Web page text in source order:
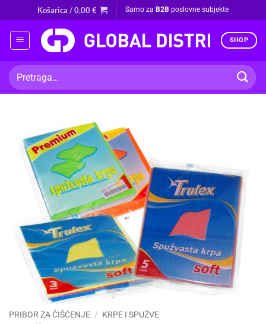
to
content
Košarica /0,00€ Samo za B2B poslovne subjekte
SHOP
Pretraži:
PRIBOR ZA ČIŠĆENJE / KRPE I SPUŽVE